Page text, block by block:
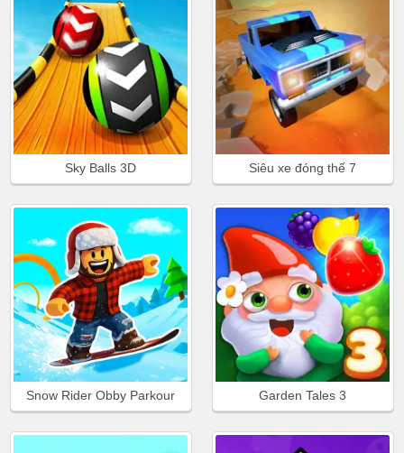
Sky Balls 3D Siêu xe đóng thế 7
Snow Rider Obby Parkour Garden Tales 3